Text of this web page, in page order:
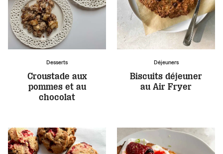
Desserts
Croustade aux
pommes et au
chocolat
Déjeuners
Biscuits déjeuner
au Air Fryer